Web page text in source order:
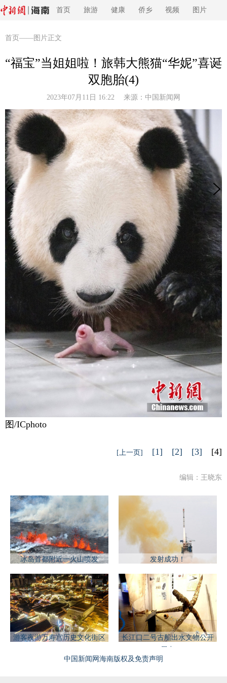
首页 旅游 健康 侨乡 视频 图片
首页 ——图片正文
“福宝”当姐姐啦！旅韩大熊猫“华妮”喜诞
双胞胎(4)
2023年07月11日 16:22 来源： 中国新闻网
据中国驻韩国大使馆微信公众号11日消息，旅居
韩国的大熊猫时隔三年再度传来喜讯。韩国三星爱宝
乐园介绍称，大熊猫“爱宝(华妮)”于7月7日清晨顺利产
下一对雌性双胞胎幼崽。这是旅韩大熊猫“爱宝(华
妮)”“乐宝(园欣)”继2020年诞下“福宝”后在韩国第二次
产仔。这是今年在海外出生的首对大熊猫幼崽，也是
在韩国诞生的首对大熊猫双胞胎。据悉，2016年3月大
熊猫“爱宝”和“乐宝”抵达韩国，入住三星爱宝乐园。
图/ICphoto
[上一页] [1] [2] [3] [4]
编辑：王晓东
冰岛首都附近一火山喷发 发射成功！
游客夜游万寿宫历史文化街区
长江口二号古船出水文物公开
中国新闻网海南版权及免责声明